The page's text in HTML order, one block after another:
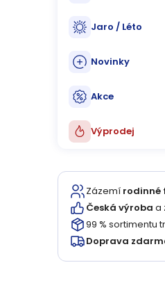
Jaro / Léto
Novinky
Akce
Výprodej
Zázemí rodinné
Česká výroba a
99 % sortimentu
Doprava